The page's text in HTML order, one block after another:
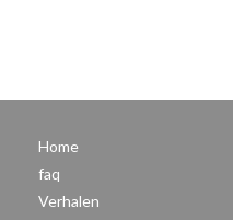
Home
faq
Verhalen